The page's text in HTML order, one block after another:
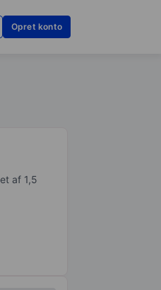
Opret konto
af 1,5